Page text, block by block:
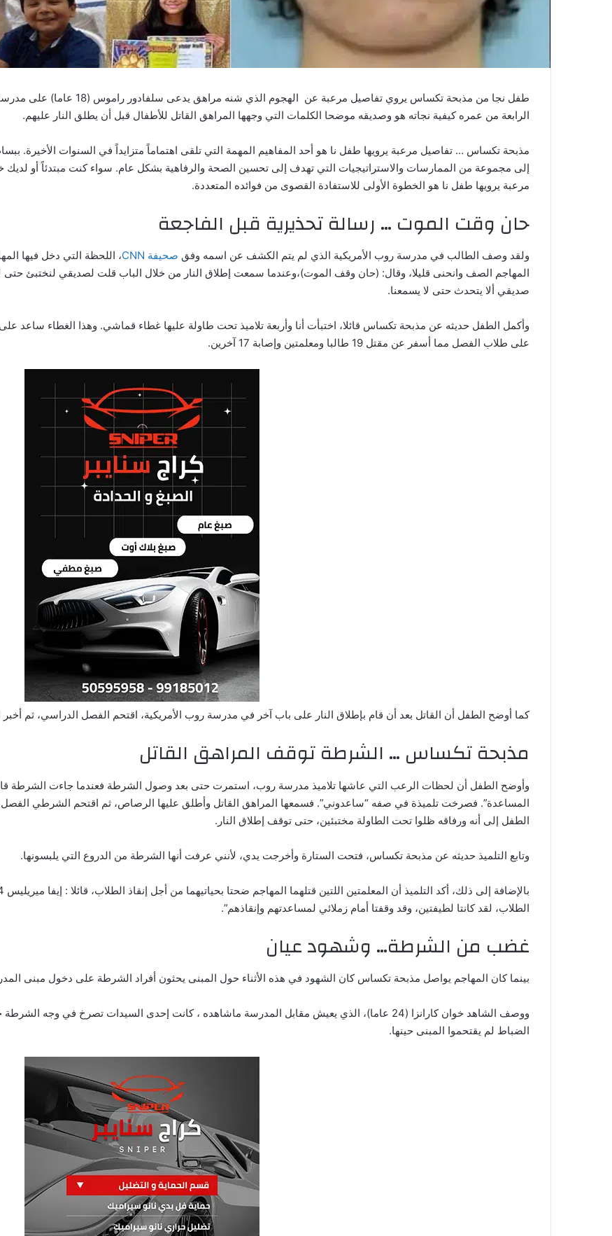
طفل نجا من مذبحة تكساس يروي تفاصيل
الرابعة من عمره كيفية نجاته هو وصديقه موضحا الكلمات التي وجهها المراهق القاتل للأطفال قبل أن يطلق النار عليهم.
مذبحة تكساس … تفاصيل مرعبة يرويها طفل نا هو أحد المفاهيم المهمة التي تلقى اهتماماً متزايداً في السنوات الأخيرة.
إلى مجموعة من الممارسات والاستراتيجيات التي تهدف إلى تحسين الصحة والرفاهية بشكل عام. سواء كنت مبتدئاً أو
مرعبة يرويها طفل نا هو الخطوة الأولى للاستفادة القصوى من فوائده المتعددة.
حان وقت الموت … رسالة تحذيرية قبل الفاجعة
ولقد وصف الطالب في مدرسة روب الأمريكية الذي لم يتم الكشف عن اسمه وفق صحيفة CNN
، اللحظة التي دخل فيها
المهاجم الصف وانحنى قليلا، وقال: (حان وقف الموت)،وعندما سمعت إطلاق النار من خلال الباب قلت لصديقي لنختبئ
صديقي ألا يتحدث حتى لا يسمعنا.
وأكمل الطفل حديثه عن مذبحة تكساس قائلا، اختبأت أنا وأربعة تلاميذ تحت طاولة عليها غطاء قماشي. وهذا الغطاء ساعد
على طلاب الفصل مما أسفر عن مقتل 19 طالبا ومعلمتين وإصابة 17 آخرين.
كما أوضح الطفل أن القاتل بعد أن قام بإطلاق النار على باب آخر في مدرسة روب الأمريكية، اقتحم الفصل الدراسي، ثم أخبر
مذبحة تكساس … الشرطة توقف المراهق القاتل
وأوضح الطفل أن لحظات الرعب التي عاشها تلاميذ مدرسة روب، استمرت حتى بعد وصول الشرطة فعندما جاءت الشرطة
المساعدة”. فصرخت تلميذة في صفه “ساعدوني”. فسمعها المراهق القاتل وأطلق عليها الرصاص، ثم اقتحم الشرطي الفصل،
الطفل إلى أنه ورفاقه ظلوا تحت الطاولة مختبئين، حتى توقف إطلاق النار.
وتابع التلميذ حديثه عن مذبحة تكساس، فتحت الستارة وأخرجت يدي، لأنني عرفت أنها الشرطة من الدروع التي يلبسونها.
بالإضافة إلى ذلك، أكد التلميذ أن المعلمتين اللتين قتلهما المهاجم ضحتا بحياتيهما من أجل إنقاذ الطلاب، قائلا : إيفا ميريليس 44 عاما و
الطلاب، لقد كانتا لطيفتين، وقد وقفتا أمام زملائي لمساعدتهم وإنقاذهم”.
غضب من الشرطة… وشهود عيان
بينما كان المهاجم يواصل مذبحة تكساس كان الشهود في هذه الأثناء حول المبنى يحثون أفراد الشرطة على دخول مبنى
ووصف الشاهد خوان كارانزا (24 عاما)، الذي يعيش مقابل المدرسة ماشاهده ، كانت إحدى السيدات تصرخ في
الضباط لم يقتحموا المبنى حينها.